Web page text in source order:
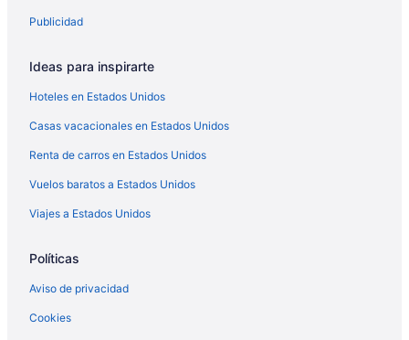
Publicidad
Ideas para inspirarte
Hoteles en Estados Unidos
Casas vacacionales en Estados Unidos
Renta de carros en Estados Unidos
Vuelos baratos a Estados Unidos
Viajes a Estados Unidos
Políticas
Aviso de privacidad
Cookies